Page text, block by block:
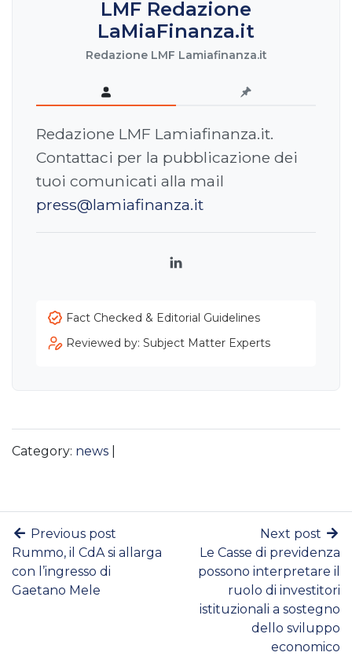
LMF Redazione
LaMiaFinanza.it
Redazione LMF Lamiafinanza.it
Redazione LMF Lamiafinanza.it.
Contattaci per la pubblicazione dei
tuoi comunicati alla mail
press@lamiafinanza.it
LinkedIn
Fact Checked & Editorial Guidelines
Reviewed by: Subject Matter Experts
Category: news
Previous post
Rummo, il CdA si allarga
con l’ingresso di
Gaetano Mele
Next post
Le Casse di previdenza
possono interpretare il
ruolo di investitori
istituzionali a sostegno
dello sviluppo
economico